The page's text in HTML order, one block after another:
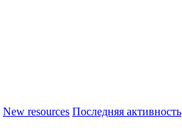
New resources Последняя активность